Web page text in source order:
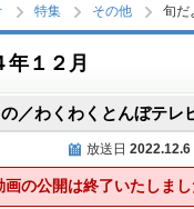
特集 その他 旬だ
１２月
／わくわくとんぼテレ
放送日 2022.12.6
の公開は終了いたしまし